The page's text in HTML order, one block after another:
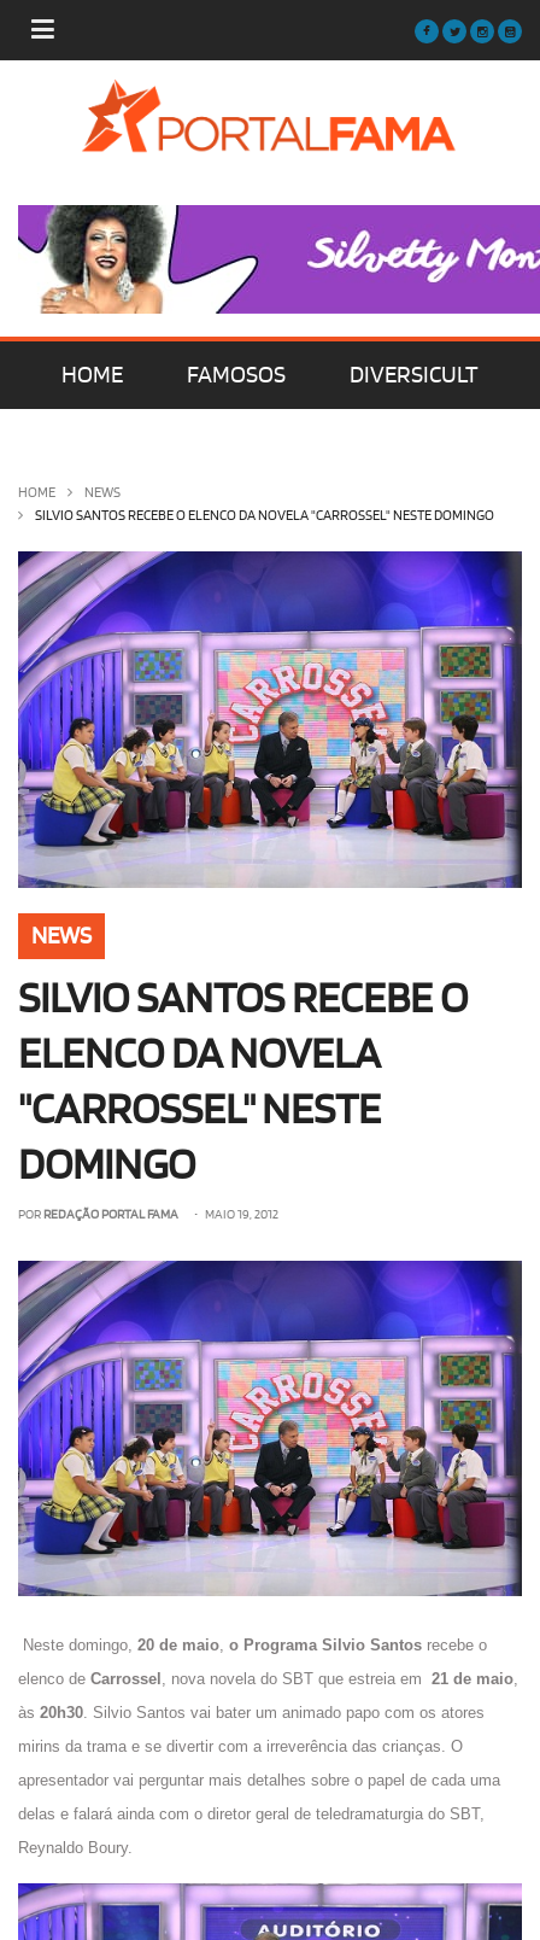
HOME FAMOSOS DIVERSICULT
OLHA ISSO! EU QUERO!
HOME
NEWS
SILVIO SANTOS RECEBE O ELENCO DA NOVELA "CARROSSEL" NESTE DOMINGO
NEWS
SILVIO SANTOS RECEBE O
ELENCO DA NOVELA
"CARROSSEL" NESTE
DOMINGO
POR REDAÇÃO PORTAL FAMA • MAIO 19, 2012
Neste domingo, 20 de maio o Programa Silvio Santos recebe o
elenco de Carrossel , nova novela do SBT que estreia em 21 de maio
às 20h30 . Silvio Santos vai bater um animado papo com os atores
mirins da trama e se divertir com a irreverência das crianças. O
apresentador vai perguntar mais detalhes sobre o papel de cada uma
delas e falará ainda com o diretor geral de teledramaturgia do SBT,
Reynaldo Boury.